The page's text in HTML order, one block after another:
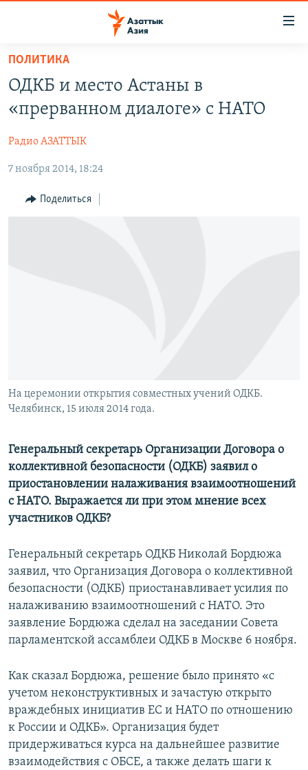
Вернуться
основному
содержанию
Вернутся
навигации
Вернутся
УЗБЕКИСТАН
ТАДЖИКИСТАН
НОВОСТИ
ВОЙНА В УКРАИНЕ
НА ДРУГИХ ЯЗЫКАХ
ҚАЗАҚША
КЫРГЫЗЧА
ПОЛИТИКА
ОДКБ и место Астаны в
«прерванном диалоге» с НАТО
Радио АЗАТТЫК
7 ноября 2014, 18:24
Поделиться
На церемонии открытия совместных учений ОДКБ.
Челябинск, 15 июля 2014 года.
Генеральный секретарь Организации Договора о
коллективной безопасности (ОДКБ) заявил о
приостановлении налаживания взаимоотношений
с НАТО. Выражается ли при этом мнение всех
участников ОДКБ?
Генеральный секретарь ОДКБ Николай Бордюжа
заявил, что Организация Договора о коллективной
безопасности (ОДКБ) приостанавливает усилия по
налаживанию взаимоотношений с НАТО. Это
заявление Бордюжа сделал на заседании Совета
парламентской ассамблеи ОДКБ в Москве 6 ноября.
Как сказал Бордюжа, решение было принято «с
учетом неконструктивных и зачастую открыто
враждебных инициатив ЕС и НАТО по отношению
к России и ОДКБ». Организация будет
придерживаться курса на дальнейшее развитие
взаимодействия с ОБСЕ, а также делать шаги к